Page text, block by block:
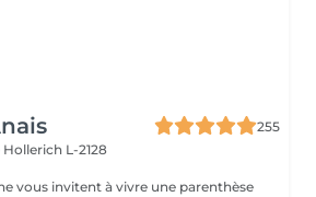
255
Hollerich L-2128
vous invitent à vivre une parenthèse